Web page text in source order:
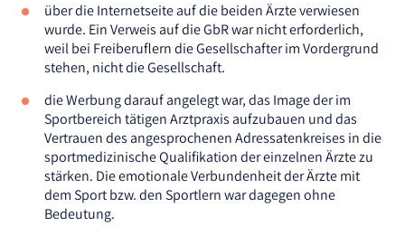
über die Internetseite auf die beiden Ärzte verwiesen
wurde. Ein Verweis auf die GbR war nicht erforderlich,
weil bei Freiberuflern die Gesellschafter im Vordergrund
stehen, nicht die Gesellschaft.
die Werbung darauf angelegt war, das Image der im
Sportbereich tätigen Arztpraxis aufzubauen und das
Vertrauen des angesprochenen Adressatenkreises in die
sportmedizinische Qualifikation der einzelnen Ärzte zu
stärken. Die emotionale Verbundenheit der Ärzte mit
dem Sport bzw. den Sportlern war dagegen ohne
Bedeutung.